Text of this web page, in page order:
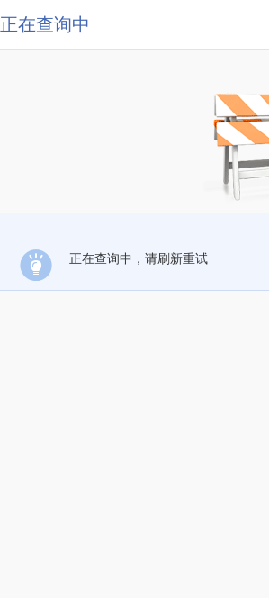
正在查询中
正在查询中，请刷新重试